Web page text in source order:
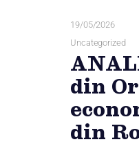
19/05/2026
Uncategorized
din
din